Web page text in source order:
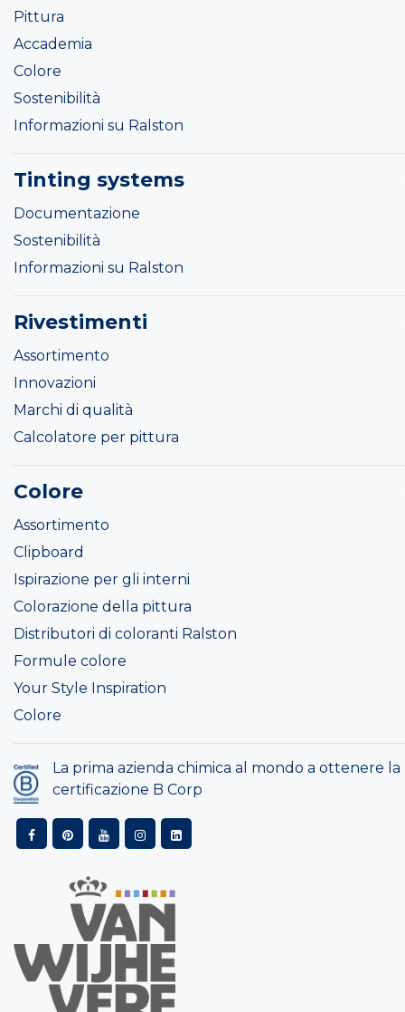
Pittura
Accademia
Colore
Sostenibilità
Informazioni su Ralston
Tinting systems
Documentazione
Sostenibilità
Informazioni su Ralston
Rivestimenti
Assortimento
Innovazioni
Marchi di qualità
Calcolatore per pittura
Colore
Assortimento
Clipboard
Ispirazione per gli interni
Colorazione della pittura
Distributori di coloranti Ralston
Formule colore
Your Style Inspiration
Colore
La prima azienda chimica al mondo a ottenere la
certificazione B Corp